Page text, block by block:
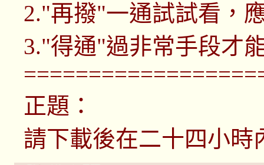
2."再撥"一通試試看，
3."得通"過非常手段才
正題：
請下載後在二十四小時